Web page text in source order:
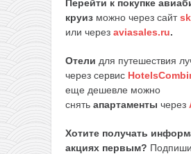
Перейти к покупке
круиз можно через сайт
или через aviasales.ru.
Отели для путешествия
через сервис
еще дешевле можно
снять апартаменты через
Хотите получать
акциях первым?